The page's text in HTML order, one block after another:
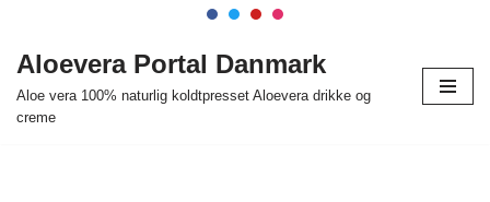
Spring
indhold
Aloevera Portal Danmark
Aloe vera 100% naturlig koldtpresset Aloevera drikke og
creme